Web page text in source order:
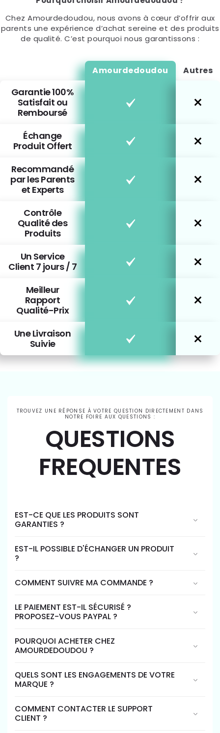
Chez Amourdedoudou, nous avons à cœur d’offrir aux
parents une expérience d’achat sereine et des produits
de qualité. C’est pourquoi nous garantissons :
Amourdedoudou Autres
Garantie 100%
Satisfait ou
Remboursé
Échange
Produit Offert
Recommandé
par les Parents
et Experts
Contrôle
Qualité des
Produits
Un Service
Client 7 jours / 7
Meilleur
Rapport
Qualité-Prix
Une Livraison
Suivie
TROUVEZ UNE RÉPONSE À VOTRE QUESTION DIRECTEMENT DANS
NOTRE FOIRE AUX QUESTIONS :
QUESTIONS
FREQUENTES
EST-CE QUE LES PRODUITS SONT
GARANTIES ?
EST-IL POSSIBLE D'ÉCHANGER UN PRODUIT
?
COMMENT SUIVRE MA COMMANDE ?
LE PAIEMENT EST-IL SÉCURISÉ ?
PROPOSEZ-VOUS PAYPAL ?
POURQUOI ACHETER CHEZ
AMOURDEDOUDOU ?
QUELS SONT LES ENGAGEMENTS DE VOTRE
MARQUE ?
COMMENT CONTACTER LE SUPPORT
CLIENT ?